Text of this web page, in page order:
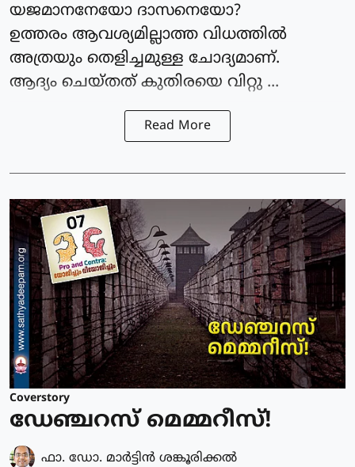
യജമാനനേയോ ദാസനെയോ?
ഉത്തരം ആവശ്യമില്ലാത്ത വിധത്തിൽ
അത്രയും തെളിച്ചമുള്ള ചോദ്യമാണ്.
ആദ്യം ചെയ്തത് കുതിരയെ വിറ്റു ...
Read More
Coverstory
ഡേഞ്ചറസ് മെമ്മറീസ്!
ഫാ. ഡോ. മാര്‍ട്ടിന്‍ ശങ്കൂരിക്കല്‍